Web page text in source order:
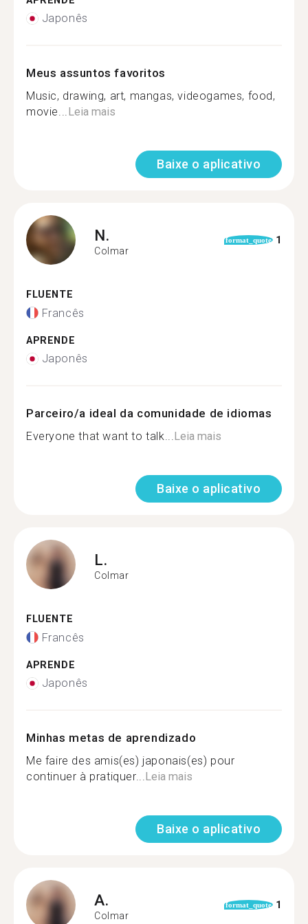
Japonês
Meus assuntos favoritos
Music, drawing, art, mangas, videogames, food,
movie...Leia mais
Baixe o aplicativo
N.
Colmar
format_quote 1
FLUENTE
Francês
APRENDE
Japonês
Parceiro/a ideal da comunidade de idiomas
Everyone that want to talk...Leia mais
Baixe o aplicativo
L.
Colmar
FLUENTE
Francês
APRENDE
Japonês
Minhas metas de aprendizado
Me faire des amis(es) japonais(es) pour
continuer à pratiquer...Leia mais
Baixe o aplicativo
A.
Colmar
format_quote 1